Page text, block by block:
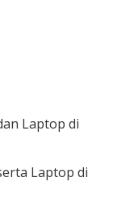
Laptop di
Laptop di